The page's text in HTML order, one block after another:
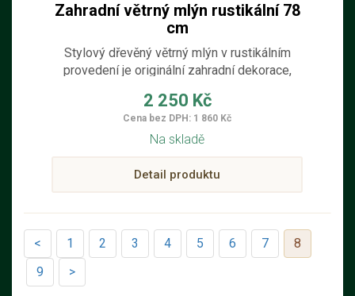
Zahradní větrný mlýn rustikální 78
cm
Stylový dřevěný větrný mlýn v rustikálním
provedení je originální zahradní dekorace,
chatě jedinečnou atmosféru.
2 250 Kč
Cena bez DPH: 1 860 Kč
Na skladě
Detail produktu
< 1 2 3 4 5 6 7
8
9
>